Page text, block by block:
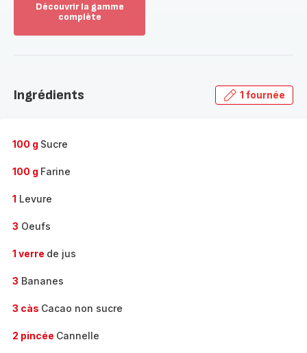
Découvrir la gamme
complète
gamme
Ingrédients 1 fournée
100 g Sucre
100 g Farine
1 Levure
3 Oeufs
1 verre de jus
3 Bananes
3 càs Cacao non sucre
2 pincée Cannelle